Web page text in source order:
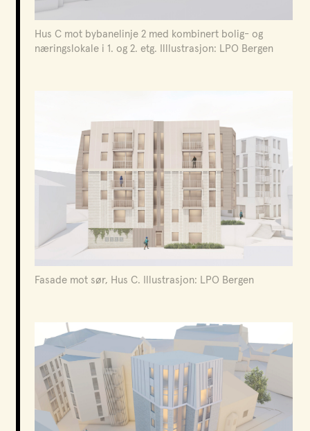
tilrettelagt for å utvikle området i to trinn, tilsammen
4000 kvm.
Hus C mot bybanelinje 2 med kombinert bolig- og
næringslokale i 1. og 2. etg. Illlustrasjon: LPO Bergen
Fasade mot sør, Hus C. Illustrasjon: LPO Bergen